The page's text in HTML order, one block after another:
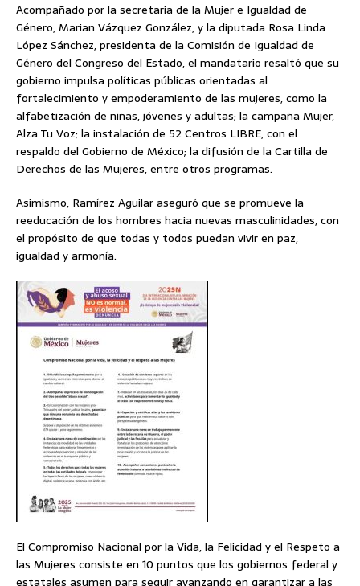
Acompañado por la secretaria de la Mujer e Igualdad de
Género, Marian Vázquez González, y la diputada Rosa Linda
López Sánchez, presidenta de la Comisión de Igualdad de
Género del Congreso del Estado, el mandatario resaltó que su
gobierno impulsa políticas públicas orientadas al
fortalecimiento y empoderamiento de las mujeres, como la
alfabetización de niñas, jóvenes y adultas; la campaña Mujer,
Alza Tu Voz; la instalación de 52 Centros LIBRE, con el
respaldo del Gobierno de México; la difusión de la Cartilla de
Derechos de las Mujeres, entre otros programas.
Asimismo, Ramírez Aguilar aseguró que se promueve la
reeducación de los hombres hacia nuevas masculinidades, con
el propósito de que todas y todos puedan vivir en paz,
igualdad y armonía.
El Compromiso Nacional por la Vida, la Felicidad y el Respeto a
las Mujeres consiste en 10 puntos que los gobiernos federal y
estatales asumen para seguir avanzando en garantizar a las